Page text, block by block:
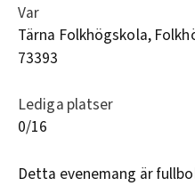
Var
Tärna Folkhögskola,
73393
Lediga platser
0/16
Detta evenemang är